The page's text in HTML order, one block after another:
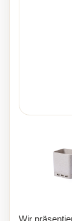
Wir